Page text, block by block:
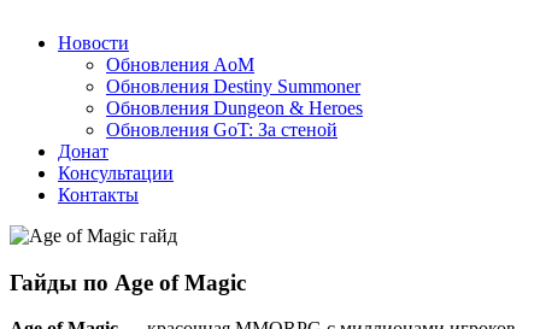
Новости
Обновления AoM
Обновления Destiny Summoner
Обновления Dungeon & Heroes
Обновления GoT: За стеной
Донат
Консультации
Контакты
Гайды по Age of Magic